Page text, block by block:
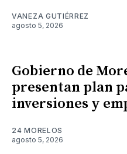
VANEZA GUTIÉRREZ
agosto 5, 2026
Gobierno de
presentan plan
inversiones y
24 MORELOS
agosto 5, 2026